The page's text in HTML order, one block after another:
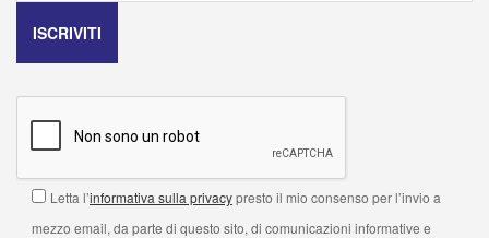
Letta l’informativa sulla privacypresto il mio consenso per l’invio a
mezzo email, da parte di questo sito, di comunicazioni informative e